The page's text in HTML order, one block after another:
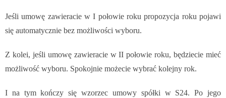
Jeśli umowę zawieracie w I połowie roku propozycja roku pojawi
się automatycznie bez możliwości wyboru.
Z kolei, jeśli umowę zawieracie w II połowie roku, będziecie mieć
możliwość wyboru. Spokojnie możecie wybrać kolejny rok.
I na tym kończy się wzorzec umowy spółki w S24. Po jego